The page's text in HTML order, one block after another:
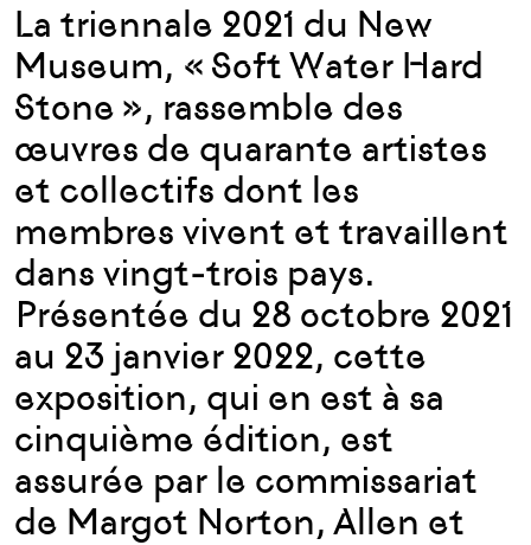
La triennale 2021 du New
Museum, « Soft Water Hard
Stone », rassemble des
œuvres de quarante artistes
et collectifs dont les
membres vivent et travaillent
dans vingt-trois pays.
Présentée du 28 octobre 2021
au 23 janvier 2022, cette
exposition, qui en est à sa
cinquième édition, est
assurée par le commissariat
de Margot Norton, Allen et